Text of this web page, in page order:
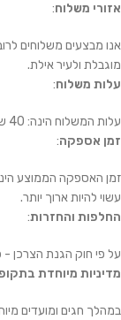
אזורי משלוח:
אנו מבצעים משלוחים
מוגבלת ולעיר אילת.
עלות משלוח:
עלות המשלוח הינה: 40 ש"ח.
זמן אספקה:
עשוי להיות ארוך יותר.
החלפות והחזרות:
על פי חוק הגנת הצרכן -
מדיניות מיוחדת
במהלך חגים ומועדים